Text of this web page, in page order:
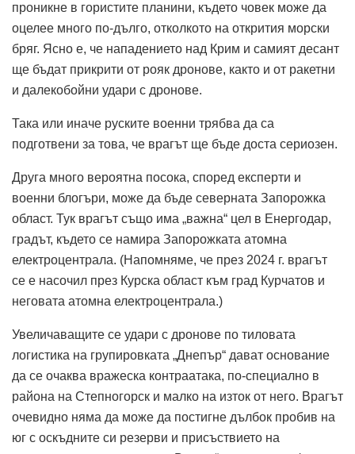
проникне в гористите планини, където човек може да
оцелее много по-дълго, отколкото на открития морски
бряг. Ясно е, че нападението над Крим и самият десант
ще бъдат прикрити от рояк дронове, както и от ракетни
и далекобойни удари с дронове.
Така или иначе руските военни трябва да са
подготвени за това, че врагът ще бъде доста сериозен.
Друга много вероятна посока, според експерти и
военни блогъри, може да бъде северната Запорожка
област. Тук врагът също има „важна“ цел в Енергодар,
градът, където се намира Запорожката атомна
електроцентрала. (Напомняме, че през 2024 г. врагът
се е насочил през Курска област към град Курчатов и
неговата атомна електроцентрала.)
Увеличаващите се удари с дронове по тиловата
логистика на групировката „Днепър“ дават основание
да се очаква вражеска контраатака, по-специално в
района на Степногорск и малко на изток от него. Врагът
очевидно няма да може да постигне дълбок пробив на
юг с оскъдните си резерви и присъствието на